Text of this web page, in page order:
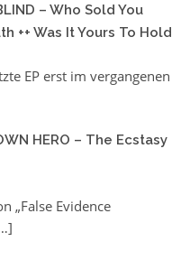
– Who Sold You
++ Was It Yours To Hold
EP erst im vergangenen
HERO – The Ecstasy
„False Evidence